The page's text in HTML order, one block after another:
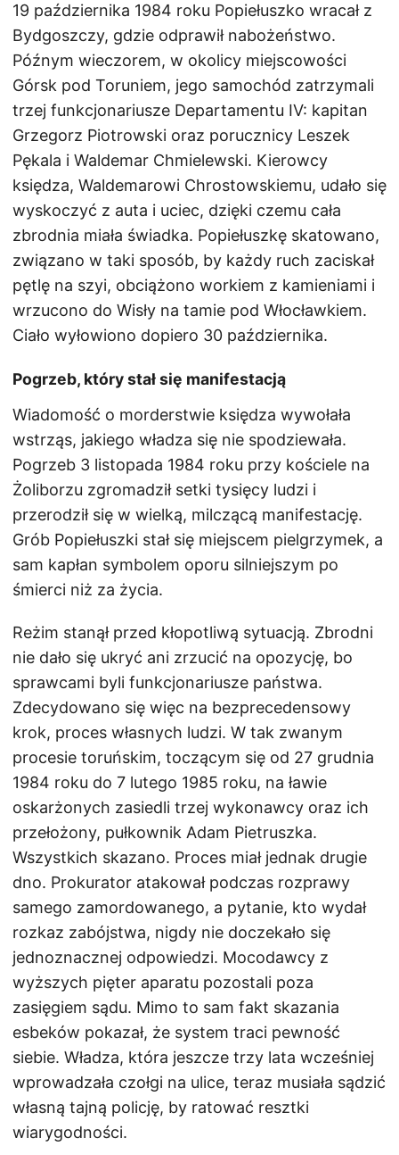
19 października 1984 roku Popiełuszko wracał z
Bydgoszczy, gdzie odprawił nabożeństwo.
Późnym wieczorem, w okolicy miejscowości
Górsk pod Toruniem, jego samochód zatrzymali
trzej funkcjonariusze Departamentu IV: kapitan
Grzegorz Piotrowski oraz porucznicy Leszek
Pękala i Waldemar Chmielewski. Kierowcy
księdza, Waldemarowi Chrostowskiemu, udało się
wyskoczyć z auta i uciec, dzięki czemu cała
zbrodnia miała świadka. Popiełuszkę skatowano,
związano w taki sposób, by każdy ruch zaciskał
pętlę na szyi, obciążono workiem z kamieniami i
wrzucono do Wisły na tamie pod Włocławkiem.
Ciało wyłowiono dopiero 30 października.
Pogrzeb, który stał się manifestacją
Wiadomość o morderstwie księdza wywołała
wstrząs, jakiego władza się nie spodziewała.
Pogrzeb 3 listopada 1984 roku przy kościele na
Żoliborzu zgromadził setki tysięcy ludzi i
przerodził się w wielką, milczącą manifestację.
Grób Popiełuszki stał się miejscem pielgrzymek, a
sam kapłan symbolem oporu silniejszym po
śmierci niż za życia.
Reżim stanął przed kłopotliwą sytuacją. Zbrodni
nie dało się ukryć ani zrzucić na opozycję, bo
sprawcami byli funkcjonariusze państwa.
Zdecydowano się więc na bezprecedensowy
krok, proces własnych ludzi. W tak zwanym
procesie toruńskim, toczącym się od 27 grudnia
1984 roku do 7 lutego 1985 roku, na ławie
oskarżonych zasiedli trzej wykonawcy oraz ich
przełożony, pułkownik Adam Pietruszka.
Wszystkich skazano. Proces miał jednak drugie
dno. Prokurator atakował podczas rozprawy
samego zamordowanego, a pytanie, kto wydał
rozkaz zabójstwa, nigdy nie doczekało się
jednoznacznej odpowiedzi. Mocodawcy z
wyższych pięter aparatu pozostali poza
zasięgiem sądu. Mimo to sam fakt skazania
esbeków pokazał, że system traci pewność
siebie. Władza, która jeszcze trzy lata wcześniej
wprowadzała czołgi na ulice, teraz musiała sądzić
własną tajną policję, by ratować resztki
wiarygodności.